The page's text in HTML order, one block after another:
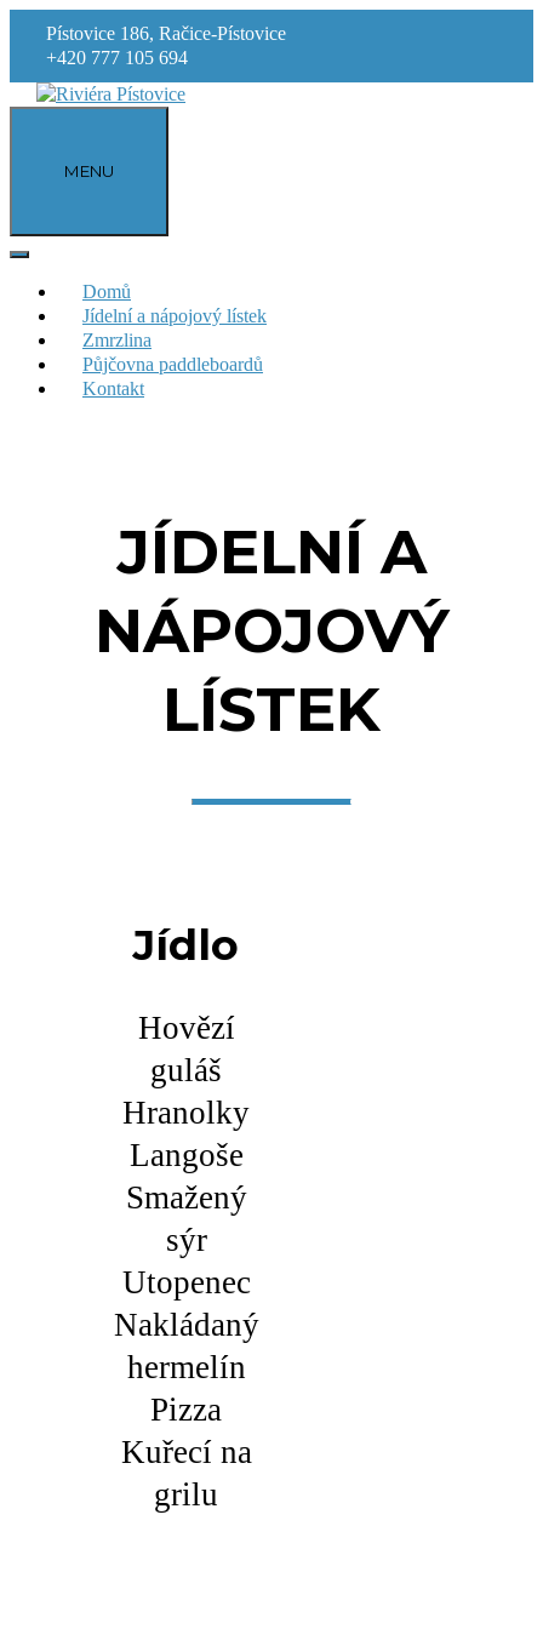
content
Pístovice 186, Račice-Pístovice
+420 777 105 694
MENU
Domů
Jídelní a nápojový lístek
Zmrzlina
Půjčovna paddleboardů
Kontakt
JÍDELNÍ A
NÁPOJOVÝ
LÍSTEK
Jídlo
Hovězí
guláš
Hranolky
Langoše
Smažený
sýr
Utopenec
Nakládaný
hermelín
Pizza
Kuřecí na
grilu